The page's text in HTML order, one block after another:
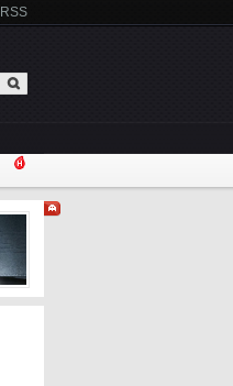
RSS